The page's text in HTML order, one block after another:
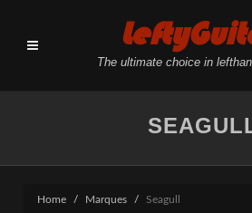
The ultimate choice in
Home Marques Seagull